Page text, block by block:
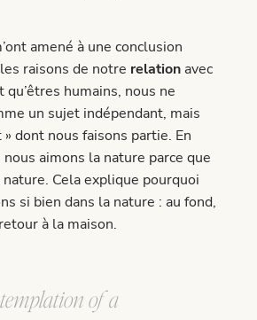
amené à une conclusion
raisons de notre relation avec
humains, nous ne
un sujet indépendant, mais
dont nous faisons partie. En
aimons la nature parce que
Cela explique pourquoi
si bien dans la nature : au fond,
à la maison.
of a